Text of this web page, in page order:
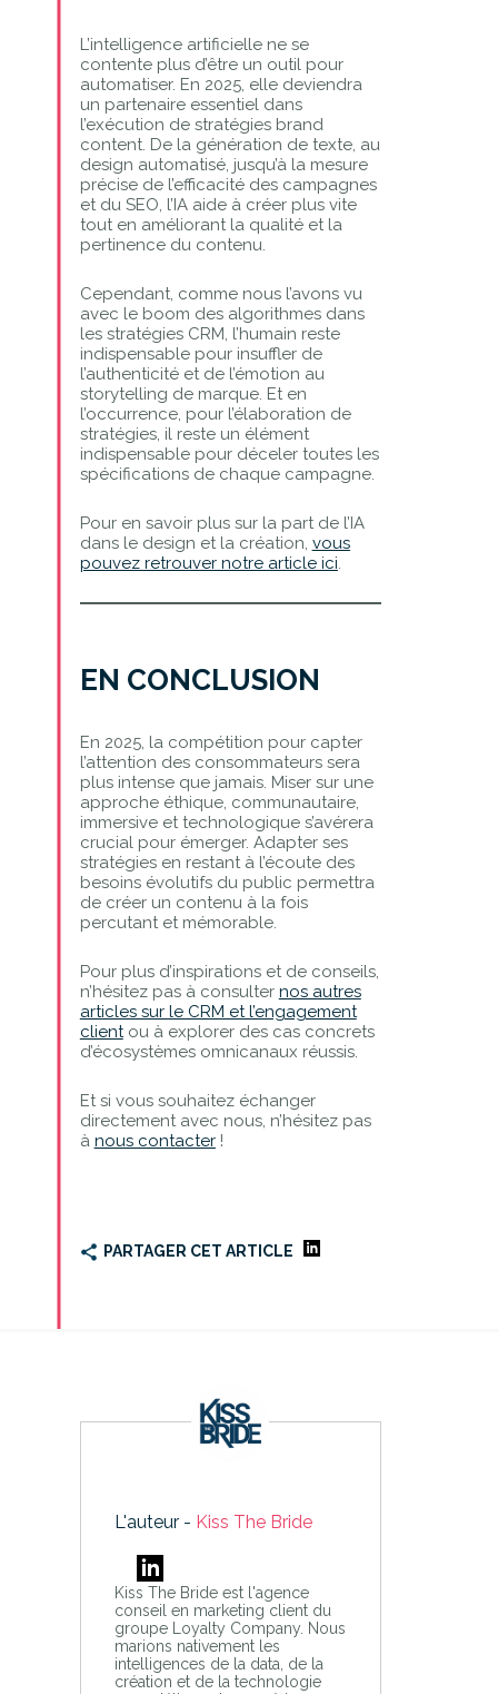
L’intelligence artificielle ne se
contente plus d’être un outil pour
automatiser. En 2025, elle deviendra
un partenaire essentiel dans
l’exécution de stratégies brand
content. De la génération de texte, au
design automatisé, jusqu’à la mesure
précise de l’efficacité des campagnes
et du SEO, l’IA aide à créer plus vite
tout en améliorant la qualité et la
pertinence du contenu.
Cependant, comme nous l’avons vu
avec le boom des algorithmes dans
les stratégies CRM, l’humain reste
indispensable pour insuffler de
l’authenticité et de l’émotion au
storytelling de marque. Et en
l’occurrence, pour l’élaboration de
stratégies, il reste un élément
indispensable pour déceler toutes les
spécifications de chaque campagne.
Pour en savoir plus sur la part de l’IA
dans le design et la création, vous
pouvez retrouver notre article ici.
EN CONCLUSION
En 2025, la compétition pour capter
l’attention des consommateurs sera
plus intense que jamais. Miser sur une
approche éthique, communautaire,
immersive et technologique s’avérera
crucial pour émerger. Adapter ses
stratégies en restant à l’écoute des
besoins évolutifs du public permettra
de créer un contenu à la fois
percutant et mémorable.
Pour plus d’inspirations et de conseils,
n’hésitez pas à consulter nos autres
articles sur le CRM et l’engagement
clientou à explorer des cas concrets
d’écosystèmes omnicanaux réussis.
Et si vous souhaitez échanger
directement avec nous, n’hésitez pas
à nous contacter!
PARTAGER CET ARTICLE
L'auteur - Kiss The Bride
Kiss The Bride est l'agence
conseil en marketing client du
groupe Loyalty Company. Nous
marions nativement les
intelligences de la data, de la
création et de la technologie